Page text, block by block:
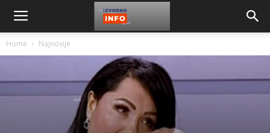
Home Najnovije